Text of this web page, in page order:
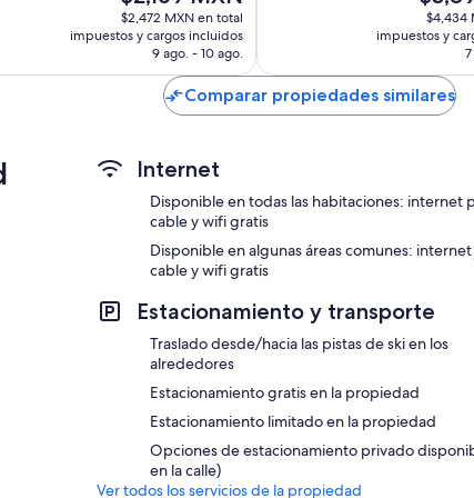
precio
actual
de
$2,169 MXN
$2,472 MXN en total
impuestos y cargos incluidos
9 ago. - 10 ago.
precio
actual
de
$3,890
$4,434
impuestos y
Comparar propiedades similares
Internet
Disponible en todas las habitaciones: internet
cable y wifi gratis
Disponible en algunas áreas comunes:
cable y wifi gratis
Estacionamiento y transporte
Traslado desde/hacia las pistas de ski en los
alrededores
Estacionamiento gratis en la propiedad
Estacionamiento limitado en la propiedad
Opciones de estacionamiento privado
en la calle)
Ver todos los servicios de la propiedad